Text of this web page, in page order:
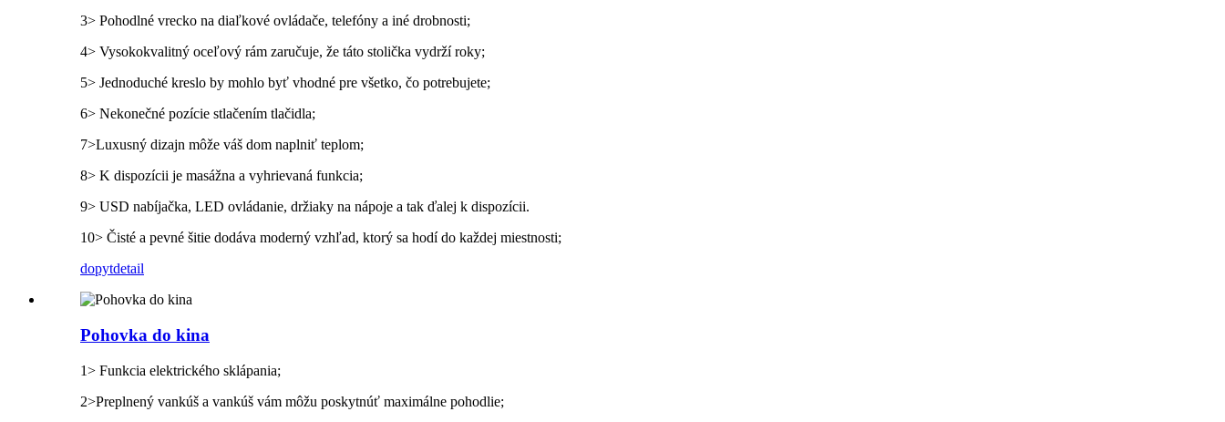
3> Pohodlné vrecko na diaľkové ovládače, telefóny a iné drobnosti;
4> Vysokokvalitný oceľový rám zaručuje, že táto stolička vydrží roky;
5> Jednoduché kreslo by mohlo byť vhodné pre všetko, čo potrebujete;
6> Nekonečné pozície stlačením tlačidla;
7>Luxusný dizajn môže váš dom naplniť teplom;
8> K dispozícii je masážna a vyhrievaná funkcia;
9> USD nabíjačka, LED ovládanie, držiaky na nápoje a tak ďalej k dispozícii.
10> Čisté a pevné šitie dodáva moderný vzhľad, ktorý sa hodí do každej miestnosti;
dopytdetail
Pohovka do kina
1> Funkcia elektrického sklápania;
2>Preplnený vankúš a vankúš vám môžu poskytnúť maximálne pohodlie;